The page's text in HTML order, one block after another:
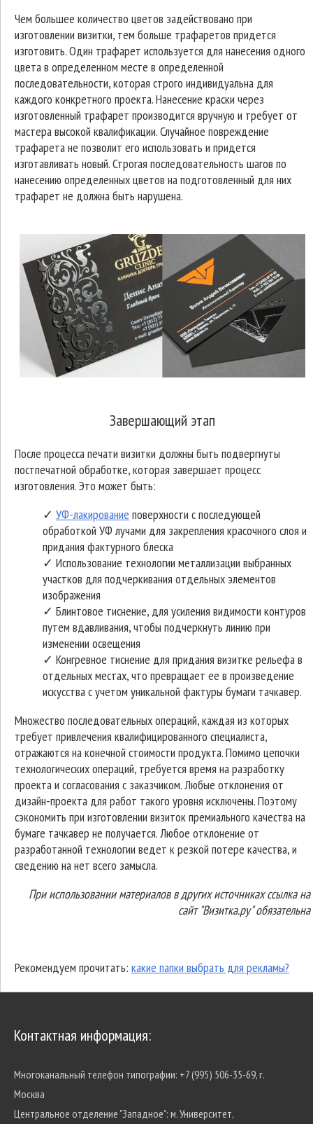
Чем большее количество цветов задействовано при
изготовлении визитки, тем больше трафаретов придется
изготовить. Один трафарет используется для нанесения одного
цвета в определенном месте в определенной
последовательности, которая строго индивидуальна для
каждого конкретного проекта. Нанесение краски через
изготовленный трафарет производится вручную и требует от
мастера высокой квалификации. Случайное повреждение
трафарета не позволит его использовать и придется
изготавливать новый. Строгая последовательность шагов по
нанесению определенных цветов на подготовленный для них
трафарет не должна быть нарушена.
Завершающий этап
После процесса печати визитки должны быть подвергнуты
постпечатной обработке, которая завершает процесс
изготовления. Это может быть:
✓ УФ-лакирование поверхности с последующей
обработкой УФ лучами для закрепления красочного слоя и
придания фактурного блеска
✓ Использование технологии металлизации выбранных
участков для подчеркивания отдельных элементов
изображения
✓ Блинтовое тиснение, для усиления видимости контуров
путем вдавливания, чтобы подчеркнуть линию при
изменении освещения
✓ Конгревное тиснение для придания визитке рельефа в
отдельных местах, что превращает ее в произведение
искусства с учетом уникальной фактуры бумаги тачкавер.
Множество последовательных операций, каждая из которых
требует привлечения квалифицированного специалиста,
отражаются на конечной стоимости продукта. Помимо цепочки
технологических операций, требуется время на разработку
проекта и согласования с заказчиком. Любые отклонения от
дизайн-проекта для работ такого уровня исключены. Поэтому
сэкономить при изготовлении визиток премиального качества на
бумаге тачкавер не получается. Любое отклонение от
разработанной технологии ведет к резкой потере качества, и
сведению на нет всего замысла.
При использовании материалов в других источниках ссылка на
сайт "Визитка.ру" обязательна
Рекомендуем прочитать: какие папки выбрать для рекламы?
Контактная информация:
Многоканальный телефон типографии: +7 (995) 506-35-69, г.
Москва
Центральное отделение "Западное": м. Университет,